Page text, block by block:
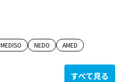
MEDISO NEDO
AMED
すべて見る